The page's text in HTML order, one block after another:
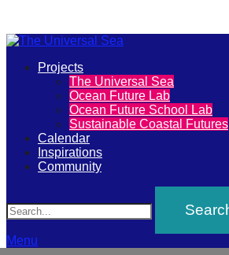
The
Universal
Sea
Join
our
movement
to
Primary
Projects
The Universal Sea
Ocean Future Lab
Ocean Future School Lab
Sustainable Coastal Futures
Calendar
Inspirations
Community
Menu